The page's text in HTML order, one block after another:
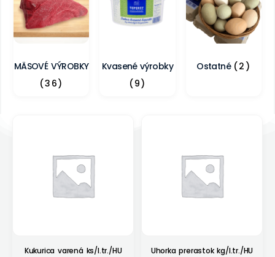
MÄSOVÉ VÝROBKY
(36)
Kvasené výrobky
(9)
Ostatné (2)
Kukurica varená ks/I.tr./HU Uhorka prerastok kg/I.tr./HU